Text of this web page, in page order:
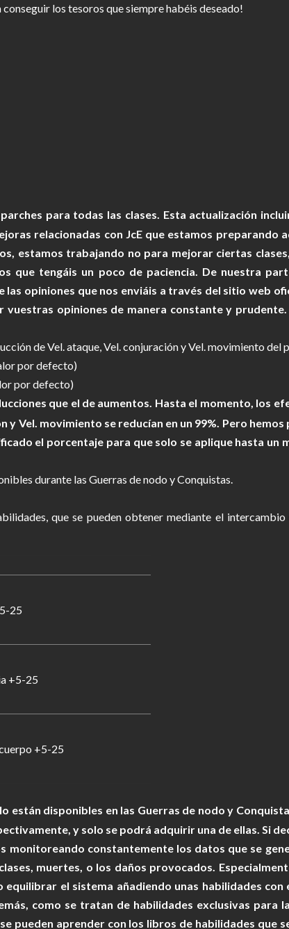
los tesoros que siempre habéis deseado!
para todas las clases. Esta actualización
relacionadas con JcE que estamos preparando
estamos trabajando no para mejorar ciertas
que tengáis un poco de paciencia. De nuestra
opiniones que nos enviáis a través del sitio web
opiniones de manera constante y
de Vel. ataque, Vel. conjuración y Vel. movimiento del
por defecto)
por defecto)
que el de aumentos. Hasta el momento, los
Vel. movimiento se reducían en un 99%. Pero
el porcentaje para que solo se aplique hasta un
durante las Guerras de nodo y Conquistas.
que se pueden obtener mediante el
25
+5-25
+5-25
están disponibles en las Guerras de nodo y
y solo se podrá adquirir una de ellas. Si
monitoreando constantemente los datos que se
muertes, o los daños provocados.
el sistema añadiendo unas habilidades
como se tratan de habilidades exclusivas para
pueden aprender con los libros de habilidades que